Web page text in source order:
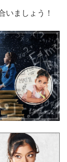
いましょう！